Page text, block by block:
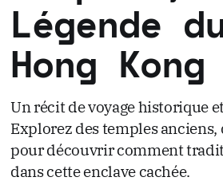
Légende
Hong Kong
Un récit de voyage historique
Explorez des temples anciens,
pour découvrir comment
dans cette enclave cachée.